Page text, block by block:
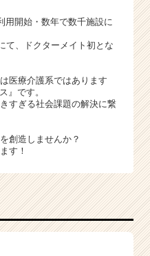
用開始・数年で数千施設に
て、ドクターメイト初とな
医療介護系ではあります
』です。
すぎる社会課題の解決に繋
創造しませんか？
す！